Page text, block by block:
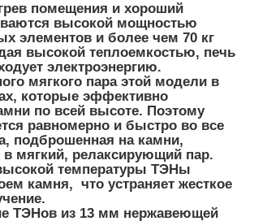
помещения и хороший
высокой мощностью
элементов и более чем 70 кг
высокой теплоемкостью, печь
электроэнергию.
мягкого пара этой модели в
которые эффективно
по всей высоте. Поэтому
равномерно и быстро во все
подброшенная на камни,
в мягкий, релаксирующий пар.
температуры ТЭНы
камня, что устраняет жесткое
ТЭНов из 13 мм нержавеющей